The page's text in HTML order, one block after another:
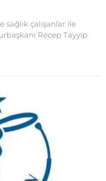
çalışanlar ile
Recep Tayyip